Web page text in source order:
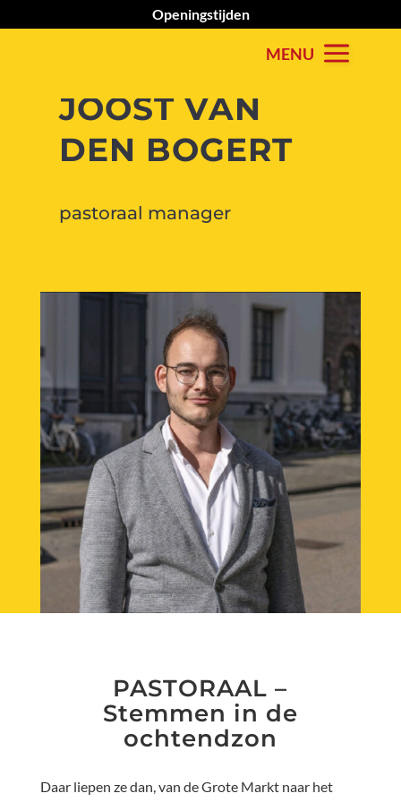
Openingstijden
JOOST VAN
DEN BOGERT
pastoraal manager
PASTORAAL –
Stemmen in de
ochtendzon
Daar liepen ze dan, van de Grote Markt naar het